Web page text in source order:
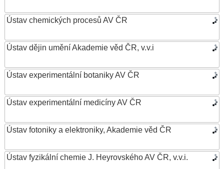
Ústav chemických procesů AV ČR
Ústav dějin umění Akademie věd ČR, v.v.i
Ústav experimentální botaniky AV ČR
Ústav experimentální medicíny AV ČR
Ústav fotoniky a elektroniky, Akademie věd ČR
Ústav fyzikální chemie J. Heyrovského AV ČR, v.v.i.